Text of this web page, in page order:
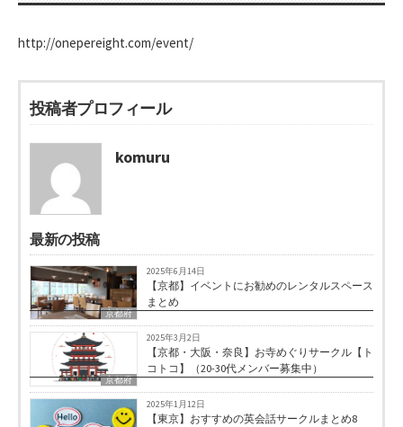
http://onepereight.com/event/
投稿者プロフィール
komuru
最新の投稿
京都府
2025年6月14日
【京都】イベントにお勧めのレンタルスペース
まとめ
京都府
2025年3月2日
【京都・大阪・奈良】お寺めぐりサークル【ト
コトコ】（20-30代メンバー募集中）
2025年1月12日
【東京】おすすめの英会話サークルまとめ8